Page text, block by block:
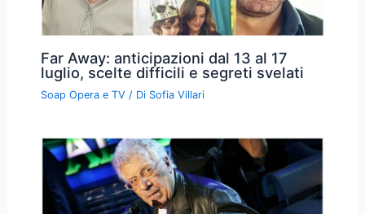
Far Away: anticipazioni dal 13 al 17
luglio, scelte difficili e segreti svelati
Soap Opera e TV / Di Sofia Villari